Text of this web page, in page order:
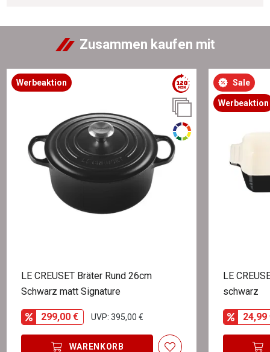
Zusammen kaufen mit
Werbeaktion
LE CREUSET Bräter Rund 26cm
Schwarz matt Signature
299,00 € UVP: 395,00 €
WARENKORB
Sale
Werbeaktion
LE
schwarz
24,99